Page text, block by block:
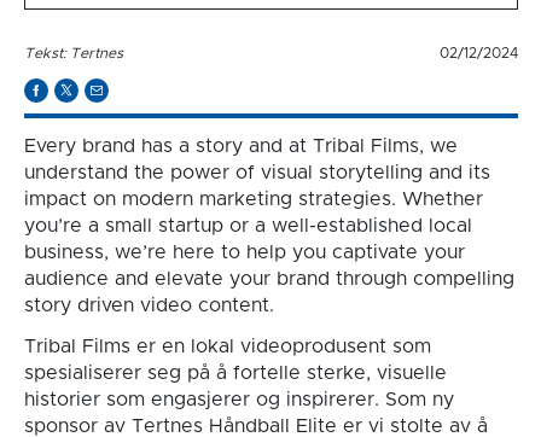
Tekst: Tertnes 02/12/2024
Every brand has a story and at Tribal Films, we
understand the power of visual storytelling and its
impact on modern marketing strategies. Whether
you’re a small startup or a well-established local
business, we’re here to help you captivate your
audience and elevate your brand through compelling
story driven video content.
Tribal Films er en lokal videoprodusent som
spesialiserer seg på å fortelle sterke, visuelle
historier som engasjerer og inspirerer. Som ny
sponsor av Tertnes Håndball Elite er vi stolte av å